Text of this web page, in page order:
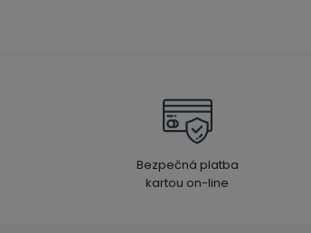
Bezpečná platba
kartou on-line